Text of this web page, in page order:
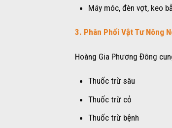
Máy móc, đèn vợt, keo
3. Phân Phối Vật Tư Nông
Hoàng Gia Phương Đông
Thuốc trừ sâu
Thuốc trừ cỏ
Thuốc trừ bệnh